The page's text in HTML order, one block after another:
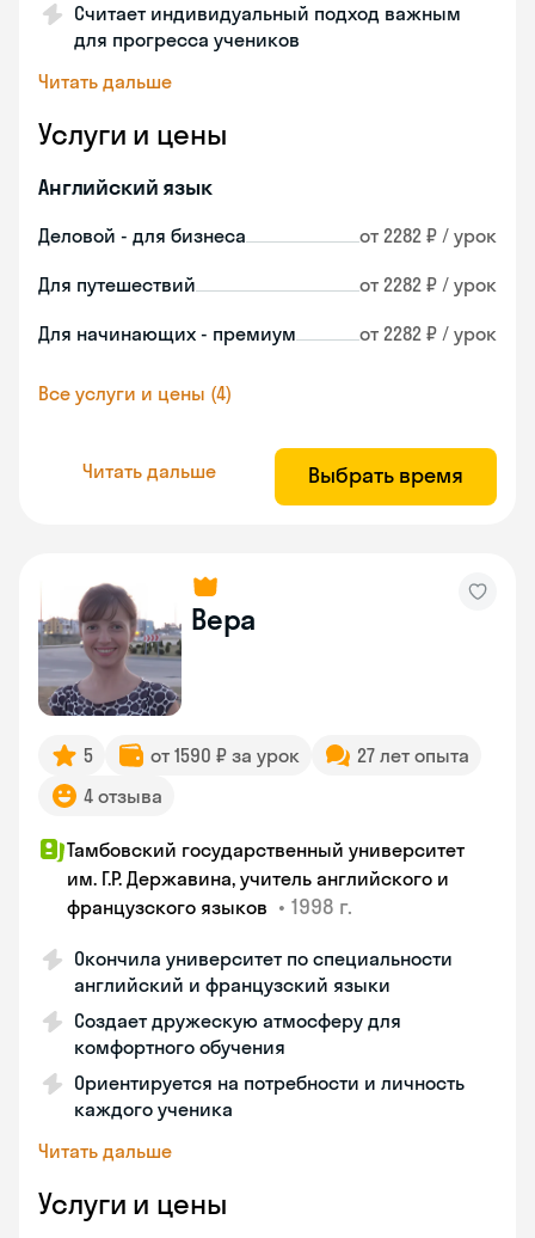
Считает индивидуальный подход важным
для прогресса учеников
Читать дальше
Услуги и цены
Английский язык
Деловой - для бизнеса от 2282 ₽ / урок
Для путешествий от 2282 ₽ / урок
Для начинающих - премиум от 2282 ₽ / урок
Все услуги и цены (4)
Читать дальше Выбрать время
Вера
5 от 1590 ₽ за урок
27 лет опыта
4 отзыва
Тамбовский государственный университет
им. Г.Р. Державина, учитель английского и
французского языков • 1998 г.
Окончила университет по специальности
английский и французский языки
Создает дружескую атмосферу для
комфортного обучения
Ориентируется на потребности и личность
каждого ученика
Читать дальше
Услуги и цены